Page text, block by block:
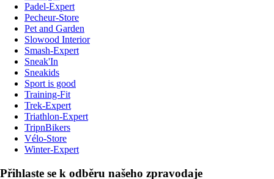
Padel-Expert
Pecheur-Store
Pet and Garden
Slowood Interior
Smash-Expert
Sneak'In
Sneakids
Sport is good
Training-Fit
Trek-Expert
Triathlon-Expert
TripnBikers
Vélo-Store
Winter-Expert
Přihlaste se k odběru našeho zpravodaje